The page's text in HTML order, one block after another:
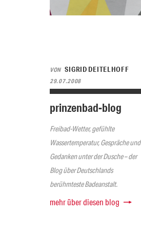
VON SIGRID DEITELHOFF
29.07.2008
prinzenbad-blog
Freibad-Wetter, gefühlte
Wassertemperatur, Gespräche und
Gedanken unter der Dusche – der
Blog über Deutschlands
berühmteste Badeanstalt.
mehr über diesen blog